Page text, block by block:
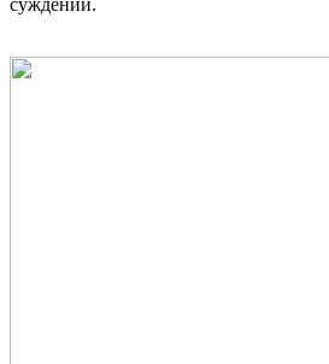
суждений.